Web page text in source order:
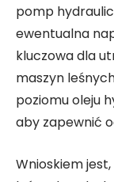
pomp
ewentualna
kluczowa dla
maszyn
poziomu oleju
aby zapewnić
Wnioskiem